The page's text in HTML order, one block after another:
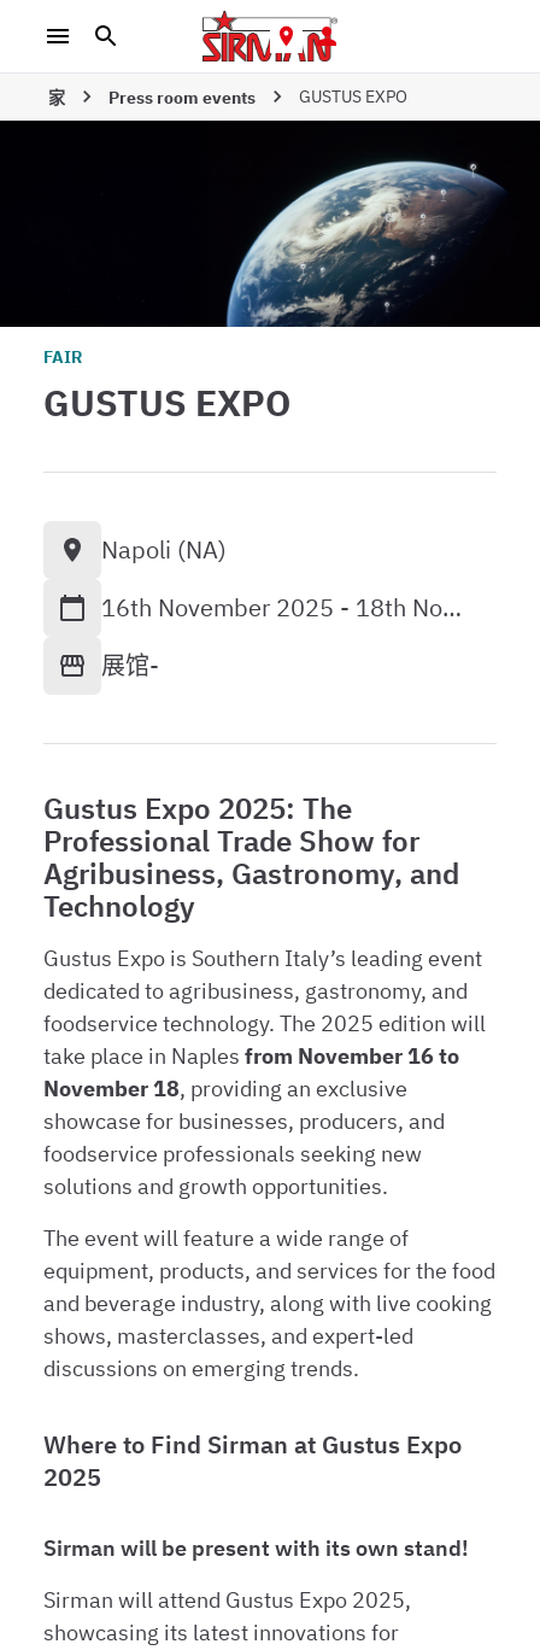
家 Press room events GUSTUS EXPO
FAIR
GUSTUS EXPO
Napoli (NA)
16th November 2025 - 18th November 2025
展馆-
Gustus Expo 2025: The
Professional Trade Show for
Agribusiness, Gastronomy, and
Technology
Gustus Expo is Southern Italy’s leading event
dedicated to agribusiness, gastronomy, and
foodservice technology. The 2025 edition will
take place in Naples from November 16 to
November 18, providing an exclusive
showcase for businesses, producers, and
foodservice professionals seeking new
solutions and growth opportunities.
The event will feature a wide range of
equipment, products, and services for the food
and beverage industry, along with live cooking
shows, masterclasses, and expert-led
discussions on emerging trends.
Where to Find Sirman at Gustus Expo
2025
Sirman will be present with its own stand!
Sirman will attend Gustus Expo 2025,
showcasing its latest innovations for